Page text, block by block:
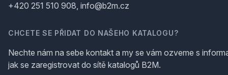
+420 251 510 908, info@b2m.cz
CHCETE SE PŘIDAT DO NAŠEHO KATALOGU?
Nechte nám na sebe kontakt a my se vám ozveme s
jak se zaregistrovat do sítě katalogů B2M.